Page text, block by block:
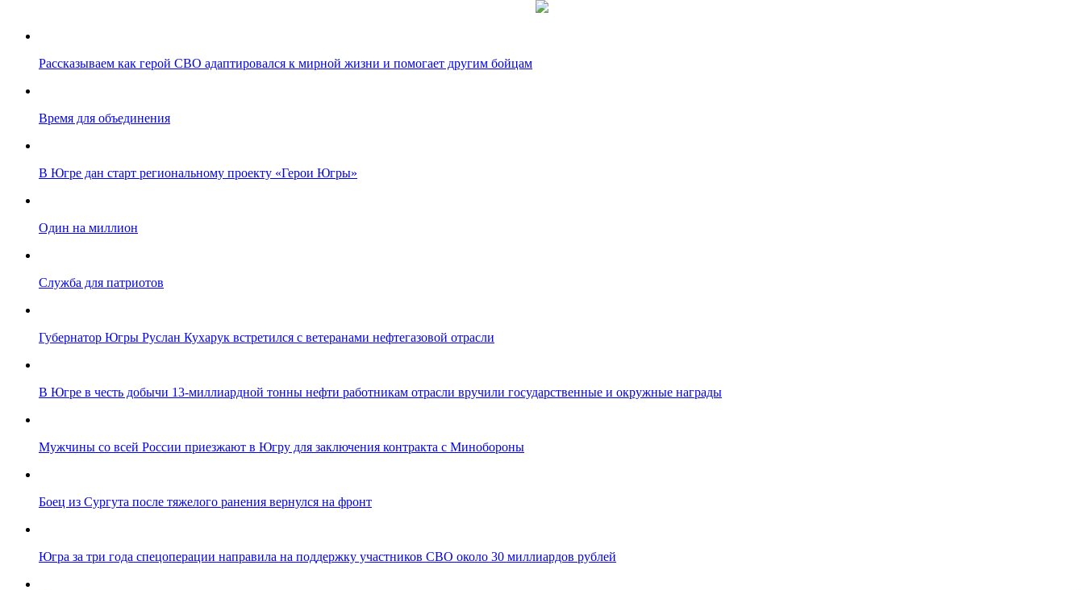
Рассказываем как герой СВО адаптировался к мирной жизни и помогает другим бойцам
Время для объединения
В Югре дан старт региональному проекту «Герои Югры»
Один на миллион
Служба для патриотов
Губернатор Югры Руслан Кухарук встретился с ветеранами нефтегазовой отрасли
В Югре в честь добычи 13-миллиардной тонны нефти работникам отрасли вручили государственные и окружные награды
Мужчины со всей России приезжают в Югру для заключения контракта с Минобороны
Боец из Сургута после тяжелого ранения вернулся на фронт
Югра за три года спецоперации направила на поддержку участников СВО около 30 миллиардов рублей